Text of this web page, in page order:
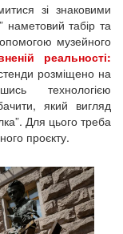
зі знаковими
наметовий табір та
музейного
реальності:
розміщено на
технологією
який вигляд
Для цього треба
проєкту.